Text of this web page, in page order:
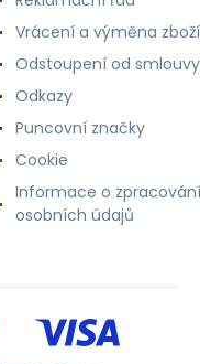
Vrácení a výměna zboží
Odstoupení od smlouvy
Odkazy
Puncovní značky
Cookie
Informace o zpracování
osobních údajů